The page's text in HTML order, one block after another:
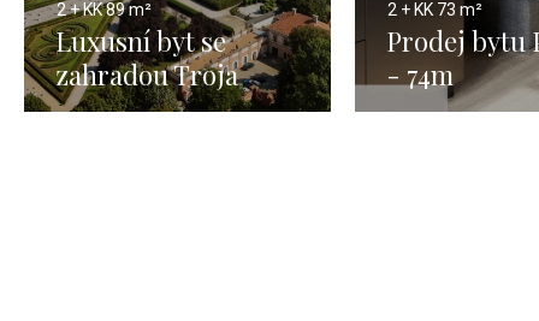
2 + KK89 m²
Luxusní byt se
zahradou Troja
2 + KK 73 m²
Prodej bytu
- 74m